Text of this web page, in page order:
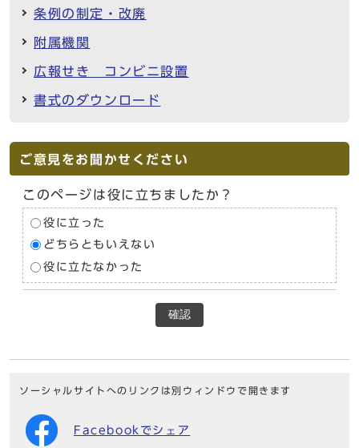
条例の制定・改廃
附属機関
広報せき コンビニ設置
書式のダウンロード
ご意見をお聞かせください
このページは役に立ちましたか？
役に立った
どちらともいえない
役に立たなかった
確認
ソーシャルサイトへのリンクは別ウィンドウで開きます
Facebookでシェア